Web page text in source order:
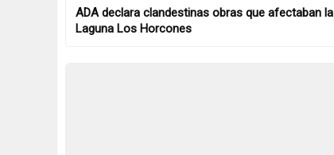
ADA declara clandestinas obras que afectaban la
Laguna Los Horcones